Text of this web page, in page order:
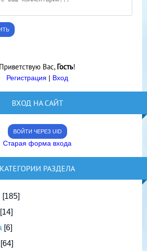
Приветствую Вас, Гость!
Регистрация | Вход
ВХОД НА САЙТ
ВОЙТИ ЧЕРЕЗ UID
Старая форма входа
КАТЕГОРИИ РАЗДЕЛА
[185]
[14]
[6]
[64]